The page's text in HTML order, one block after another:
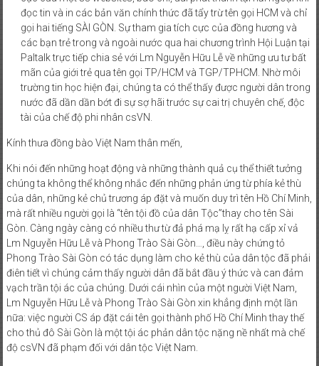
đọc tin và in các bản văn chính thức đã tẩy trừ tên gọi HCM và chỉ
gọi hai tiếng SÀI GÒN. Sự tham gia tích cực của đồng hương và
các bạn trẻ trong và ngoài nước qua hai chương trình Hội Luận tại
Paltalk trực tiếp chia sẻ với Lm Nguyễn Hữu Lễ về những ưu tư bất
mãn của giới trẻ qua tên gọi TP/HCM và TGP/TPHCM. Nhờ môi
trường tin học hiện đại, chúng ta có thể thấy được người dân trong
nước đã dần dần bớt đi sự sợ hãi trước sự cai trị chuyên chế, độc
tài của chế độ phi nhân csVN.
Kính thưa đồng bào Việt Nam thân mến,
Khi nói đến những hoạt động và những thành quả cụ thể thiết tưởng
chúng ta không thể không nhắc đến những phản ứng từ phía kẻ thù
của dân, những kẻ chủ trương áp đặt và muốn duy trì tên Hồ Chí Minh,
mà rất nhiều người gọi là “tên tội đồ của dân Tộc”thay cho tên Sài
Gòn. Càng ngày càng có nhiều thư từ đả phá mạ lỵ rất hạ cấp xỉ vả
Lm Nguyễn Hữu Lễ và Phong Trào Sài Gòn…, điều này chứng tỏ
Phong Trào Sài Gòn có tác dụng làm cho kẻ thù của dân tộc đã phải
điên tiết vì chúng cảm thấy người dân đã bắt đầu ý thức và can đảm
vạch trần tội ác của chúng. Dưới cái nhìn của một người Việt Nam,
Lm Nguyễn Hữu Lễ và Phong Trào Sài Gòn xin khẳng định một lần
nữa: việc người CS áp đặt cái tên gọi thành phố Hồ Chí Minh thay thế
cho thủ đô Sài Gòn là một tội ác phản dân tộc nặng nề nhất mà chế
độ csVN đã phạm đối với dân tộc Việt Nam.